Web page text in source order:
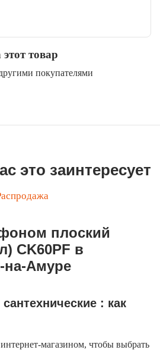
товар
покупателями
это заинтересует
плоский
CK60PF в
на-Амуре
: как
магазином, чтобы выбрать